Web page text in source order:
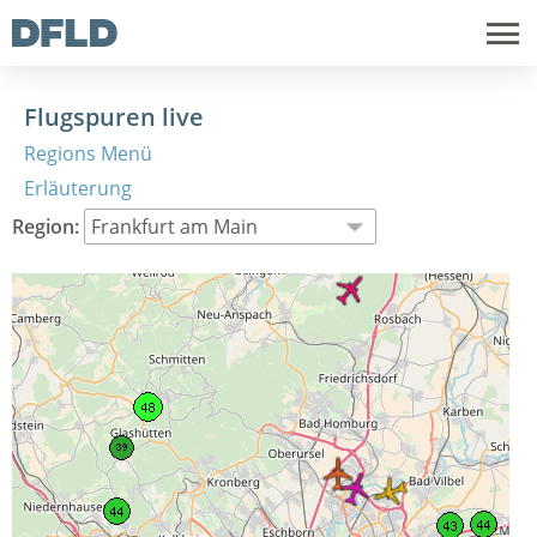
Flugspuren live
Regions Menü
Erläuterung
Region: